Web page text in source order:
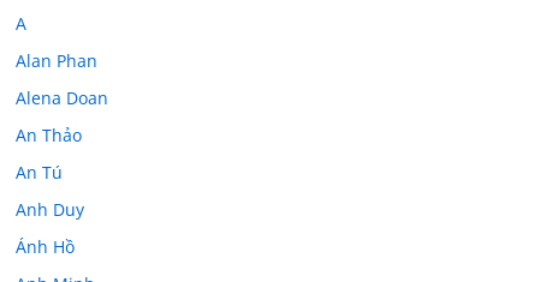
A
Alan Phan
Alena Doan
An Thảo
An Tú
Anh Duy
Ánh Hồ